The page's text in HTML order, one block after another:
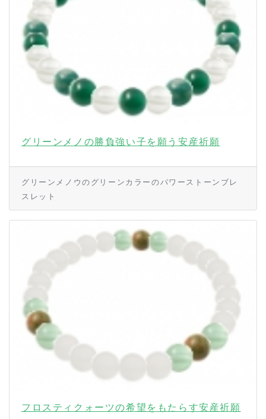
グリーンメノの勝負強い子を願う安産祈願
グリーンメノウのグリーンカラーのパワーストーンブレ
スレット
フロスティクォーツの希望をもたらす安産祈願